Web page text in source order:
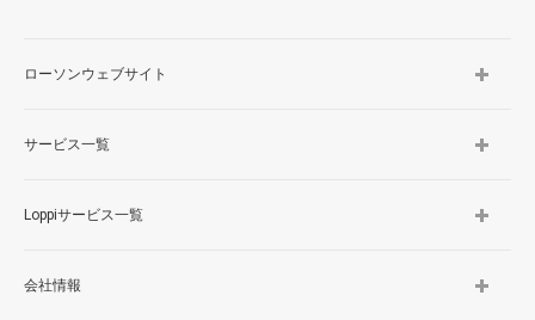
ローソンウェブサイト
サービス一覧
Loppiサービス一覧
会社情報